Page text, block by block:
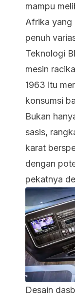
mampu
Afrika yang
penuh
Teknologi
mesin
1963 itu
konsumsi
Bukan
sasis,
karat
dengan
pekatnya
Desain